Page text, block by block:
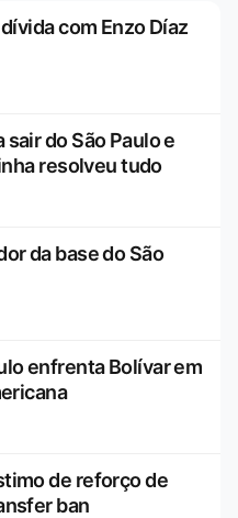
com Enzo Díaz
do São Paulo e
resolveu tudo
da base do São
enfrenta Bolívar em
de reforço de
ban